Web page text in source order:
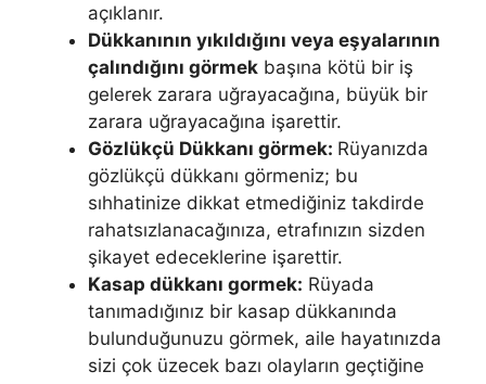
açıklanır.
Dükkanının yıkıldığını veya eşyalarının
çalındığını görmek başına kö­tü bir iş
gelerek zarara uğrayacağına, büyük bir
zarara uğrayacağına işa­rettir.
Gözlükçü Dükkanı görmek: Rüyanızda
gözlükçü dükkanı görmeniz; bu
sıhhatinize dikkat etmediğiniz takdirde
rahatsızlanacağınıza, etrafınızın sizden
şikayet edeceklerine işarettir.
Kasap dükkanı gormek: Rüyada
tanımadığınız bir kasap dükkanında
bulunduğunuzu görmek, aile hayatınızda
sizi çok üzecek bazı olayların geçtiğine